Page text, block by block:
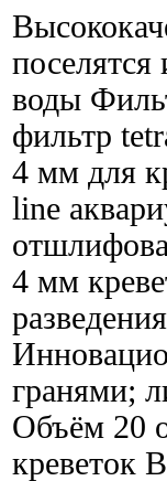
поселятся
воды
фильтр
4 мм для
line
4 мм
гранями;
Объём 20
креветок